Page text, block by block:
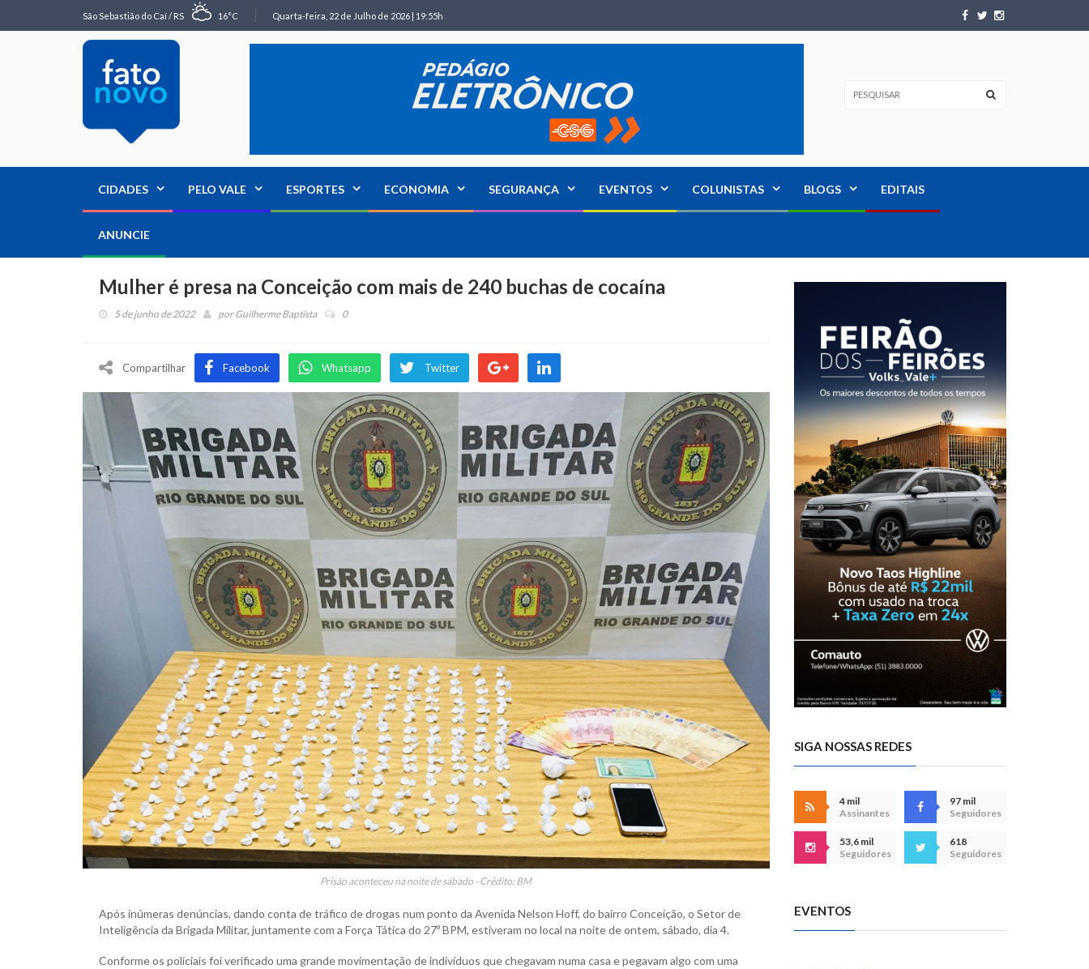
São Sebastião do Caí / RS 16°C Quarta-feira, 22 de Julho de 2026 | 19:55h
CIDADES PELO VALE ESPORTES ECONOMIA SEGURANÇA EVENTOS COLUNISTAS BLOGS EDITAIS
ANUNCIE
Mulher é presa na Conceição com mais de 240 buchas de cocaína
5 de junho de 2022 porGuilherme Baptista 0
Compartilhar Facebook Whatsapp Twitter
Prisão aconteceu na noite de sábado - Crédito: BM
Após inúmeras denúncias, dando conta de tráfico de drogas num ponto da Avenida Nelson Hoff, do bairro Conceição, o Setor de
Inteligência da Brigada Militar, juntamente com a Força Tática do 27º BPM, estiveram no local na noite de ontem, sábado, dia 4.
Conforme os policiais foi verificado uma grande movimentação de indivíduos que chegavam numa casa e pegavam algo com uma
SIGA NOSSAS REDES
4 mil
Assinantes
97 mil
Seguidores
53,6 mil
Seguidores
618
Seguidores
EVENTOS